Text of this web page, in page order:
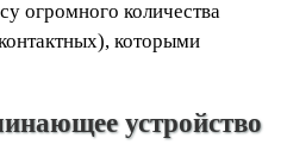
огромного количества
которыми
устройство